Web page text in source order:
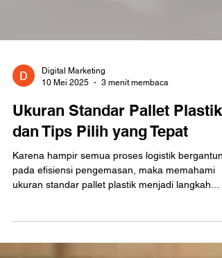
Digital Marketing
10 Mei 2025
3 menit membaca
Ukuran Standar Pallet Plastik
dan Tips Pilih yang Tepat
ukuran standar pallet plastik menjadi langkah...